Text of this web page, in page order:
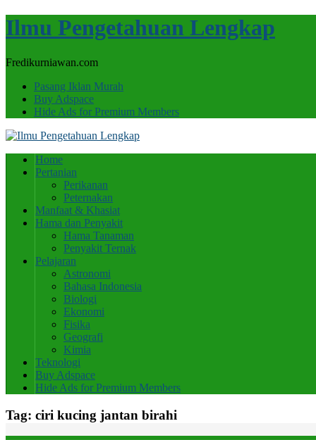
Ilmu Pengetahuan Lengkap
Fredikurniawan.com
Pasang Iklan Murah
Buy Adspace
Hide Ads for Premium Members
Home
Pertanian
Perikanan
Peternakan
Manfaat & Khasiat
Hama dan Penyakit
Hama Tanaman
Penyakit Ternak
Pelajaran
Astronomi
Bahasa Indonesia
Biologi
Ekonomi
Fisika
Geografi
Kimia
Teknologi
Buy Adspace
Hide Ads for Premium Members
Tag: ciri kucing jantan birahi